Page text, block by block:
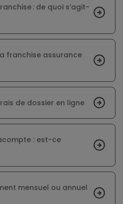
: de quoi s’agit-
franchise assurance
de dossier en ligne
: est-ce
mensuel ou annuel